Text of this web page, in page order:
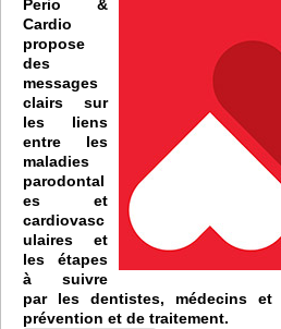
Perio &
Cardio
propose
des
messages
clairs sur
les liens
entre les
maladies
parodontal
es et
cardiovasc
ulaires et
les étapes
à suivre
par les dentistes, médecins
prévention et de traitement.